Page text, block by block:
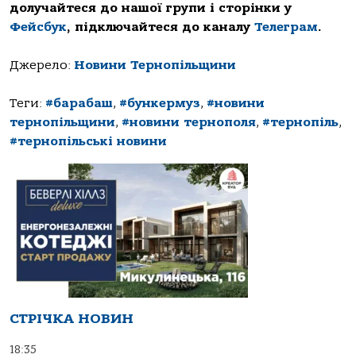
долучайтеся до нашої групи і сторінки у
Фейсбук, підключайтеся до каналу Телеграм.
Джерело: Новини Тернопільщини
Теги: #барабаш, #бункермуз, #новини
тернопільщини, #новини тернополя, #тернопіль,
#тернопільські новини
СТРІЧКА НОВИН
18:35